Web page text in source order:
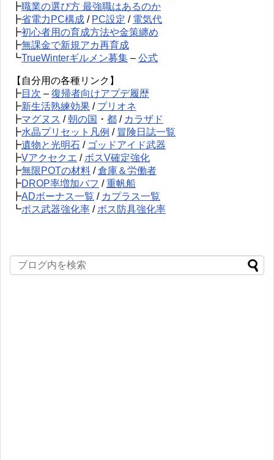
┣職業の選び方 最強職はあるのか
┣省電力PC構成 / PC設定 / 電気代
┣初心者用の育成方法や金策纏め
┣無課金で新規アカ再育成
┗TrueWinterギルメン募集 – 公式
【自分用の各種リンク】
┣目次 – 復帰者向けアプデ履歴
┣新生活熟練効果 / プリオネ
┣マグヌス /朝の国 ・ 都 / カラザド
┣水晶プリセット凡例 / 冒険日誌一覧
┣遺物と光明石 / ゴッドアイド武器
┣Vアクセクエ / ボスV確定強化
┣無限POTの材料 /倉庫＆労働者
┣DROP率増加バフ /重帆船
┣ADボーナス一覧 / カプラス一覧
┗ボス武器強化率 / ボス防具強化率